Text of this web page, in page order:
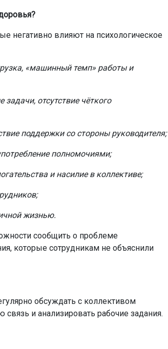
негативно влияют на психологическое
«машинный темп» работы и
отсутствие чёткого
поддержки со стороны руководителя;
полномочиями;
и насилие в коллективе;
жизнью.
сообщить о проблеме
которые сотрудникам не объяснили
обсуждать с коллективом
и анализировать рабочие задания.